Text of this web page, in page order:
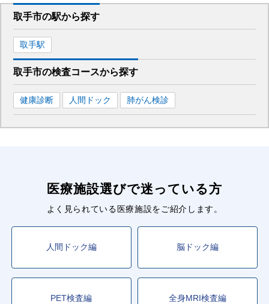
取手市の駅から探す
取手駅
取手市の検査コースから探す
健康診断 人間ドック 肺がん検診
医療施設選びで迷っている方
よく見られている医療施設をご紹介します。
人間ドック編 脳ドック編
PET検査編 全身MRI検査編